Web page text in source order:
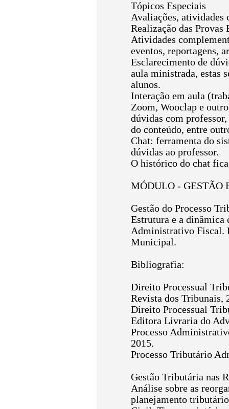
Tópicos Especiais
Avaliações, atividades
Realização das
Atividades
eventos, reportagens,
Esclarecimento de
aula ministrada, estas
alunos.
Interação em aula
Zoom, Wooclap e
dúvidas com
do conteúdo, entre
Chat: ferramenta do
dúvidas ao professor.
O histórico do chat
MÓDULO - GESTÃO
Gestão do Processo
Estrutura e a dinâmica
Administrativo Fiscal.
Municipal.
Bibliografia:
Direito Processual
Revista dos Tribunais,
Direito Processual
Editora Livraria do
Processo
2015.
Processo Tributário
Gestão Tributária nas
Análise sobre as
planejamento